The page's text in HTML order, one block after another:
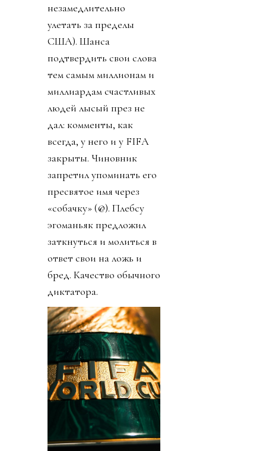
незамедлительно
улетать за пределы
США). Шанса
подтвердить свои слова
тем самым миллионам и
миллиардам счастливых
людей лысый през не
дал: комменты, как
всегда, у него и у FIFA
закрыты. Чиновник
запретил упоминать его
пресвятое имя через
«собачку» (@). Плебсу
эгоманьяк предложил
заткнуться и молиться в
ответ свои на ложь и
бред. Качество обычного
диктатора.